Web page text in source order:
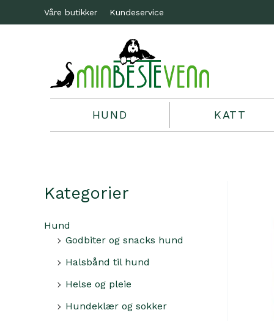
Våre butikker Kundeservice
HUND KATT
Kategorier
Hund
Godbiter og snacks hund
Halsbånd til hund
Helse og pleie
Hundeklær og sokker